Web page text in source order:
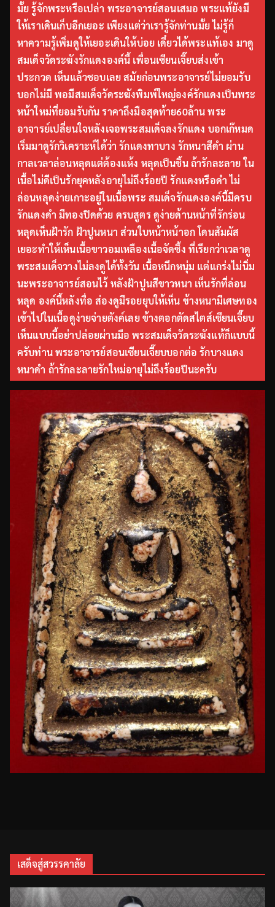
มั้ย รู้จักพระหรือเปล่า พระอาจารย์สอนเสมอ พระแท้ยังมี
ให้เราเดินเก็บอีกเยอะ เพียงแต่ว่าเรารู้จักท่านมั้ย ไม่รู้ก็
หาความรู้เพิ่มดูให้เยอะเดินให้บ่อย เดี๋ยวได้พระแท้เอง มาดู
สมเด็จวัดระฆังรักแดงองค์นี้ เพื่อนเซียนเจี๊ยบส่งเข้า
ประกวด เห็นแล้วชอบเลย สมัยก่อนพระอาจารย์ไม่ยอมรับ
บอกไม่มี พอมีสมเด็จวัดระฆังพิมพ์ใหญ่องค์รักแดงเป็นพระ
หน้าใหม่ที่ยอมรับกัน ราคาถึงมือสุดท้าย60ล้าน พระ
อาจารย์เปลี่ยนใจหลังเจอพระสมเด็จลงรักแดง บอกเก๊หมด
เริ่มมาดูรักวิเคราะห์ได้ว่า รักแดงทาบาง รักหนาสีดำ ผ่าน
กาลเวลาล่อนหลุดแต่ต้องแห้ง หลุดเป็นชิ้น ถ้ารักละลาย ใน
เนื้อไม่ดีเป็นรักยุคหลังอายุไม่ถึงร้อยปี รักแดงหรือดำ ไม่
ล่อนหลุดง่ายเกาะอยู่ในเนื้อพระ สมเด็จรักแดงองค์นี้มีครบ
รักแดงดำ มีทองปิดด้วย ครบสูตร ดูง่ายด้านหน้าที่รักร่อน
หลุดเห็นฝ้ารัก ฝ้าปูนหนา ส่วนใบหน้าหน้าอก โดนสัมผัส
เยอะทำให้เห็นเนื้อขาวอมเหลืองเนื้อจัดซึ้ง ที่เรียกว่าเวลาดู
พระสมเด็จวางไม่ลงดูได้ทั้งวัน เนื้อหนึกหนุ่ม แต่แกร่งไม่นิ่ม
นะพระอาจารย์สอนไว้ หลังฝ้าปูนสีขาวหนา เห็นรักที่ล่อน
หลุด องค์นี้หลังทื่อ ส่องดูมีรอยยุบให้เห็น ข้างหนามีเศษทอง
เข้าไปในเนื้อดูง่ายจ่ายตังค์เลย ข้างตอกตัดสไตส์เซียนเจี๊ยบ
เห็นแบบนี้อย่าปล่อยผ่านมือ พระสมเด็จวัดระฆังแท้ก็แบบนี้
ครับท่าน พระอาจารย์สอนเซียนเจี๊ยบบอกต่อ รักบางแดง
หนาดำ ถ้ารักละลายรักใหม่อายุไม่ถึงร้อยปีนะครับ
เสด็จสู่สวรรคาลัย